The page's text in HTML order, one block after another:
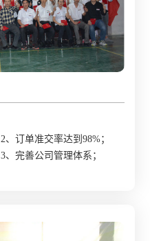
2、订单准交率达到98%；
3、完善公司管理体系；